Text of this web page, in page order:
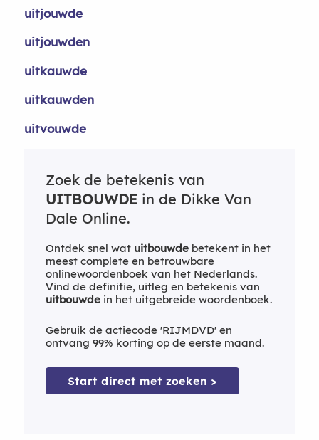
uitjouwde
uitjouwden
uitkauwde
uitkauwden
uitvouwde
Zoek de betekenis van
UITBOUWDEin de Dikke Van
Dale Online.
Ontdek snel wat uitbouwdebetekent in het
meest complete en betrouwbare
onlinewoordenboek van het Nederlands.
Vind de definitie, uitleg en betekenis van
uitbouwdein het uitgebreide woordenboek.
Gebruik de actiecode 'RIJMDVD' en
ontvang 99% korting op de eerste maand.
Start direct met zoeken >